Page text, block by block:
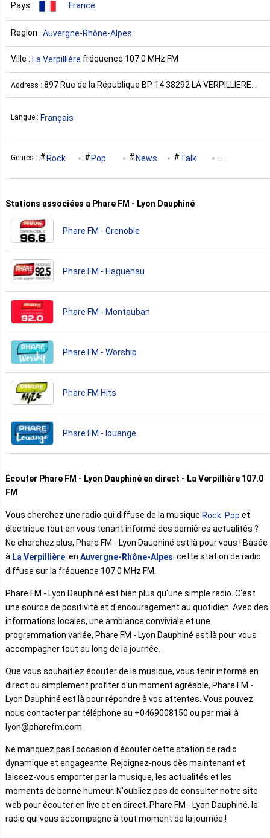
Pays : France
Region : Auvergne-Rhône-Alpes
Ville : La Verpillière fréquence 107.0 MHz FM
Address : 897 Rue de la République BP 14 38292 LA VERPILLIERE
CEDEX France
Langue : Français
Genres : Rock Pop News Talk
Stations associées a Phare FM - Lyon Dauphiné
Phare FM - Grenoble
Phare FM - Haguenau
Phare FM - Montauban
Phare FM - Worship
Phare FM Hits
Phare FM - louange
Écouter Phare FM - Lyon Dauphiné en direct - La Verpillière 107.0
FM
Vous cherchez une radio qui diffuse de la musique Rock Pop et
électrique tout en vous tenant informé des dernières actualités ?
Ne cherchez plus, Phare FM - Lyon Dauphiné est là pour vous ! Basée
à La Verpillière. en Auvergne-Rhône-Alpes. cette station de radio
diffuse sur la fréquence 107.0 MHz FM.
Phare FM - Lyon Dauphiné est bien plus qu'une simple radio. C'est
une source de positivité et d'encouragement au quotidien. Avec des
informations locales, une ambiance conviviale et une
programmation variée, Phare FM - Lyon Dauphiné est là pour vous
accompagner tout au long de la journée.
Que vous souhaitiez écouter de la musique, vous tenir informé en
direct ou simplement profiter d'un moment agréable, Phare FM -
Lyon Dauphiné est là pour répondre à vos attentes. Vous pouvez
nous contacter par téléphone au +0469008150 ou par mail à
lyon@pharefm.com.
Ne manquez pas l'occasion d'écouter cette station de radio
dynamique et engageante. Rejoignez-nous dès maintenant et
laissez-vous emporter par la musique, les actualités et les
moments de bonne humeur. N'oubliez pas de consulter notre site
web pour écouter en live et en direct. Phare FM - Lyon Dauphiné, la
radio qui vous accompagne à tout moment de la journée !